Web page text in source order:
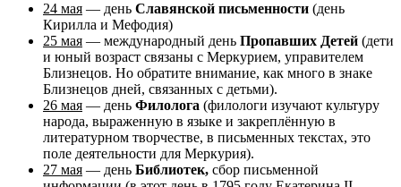
24 мая — день Славянской письменности (день
Кирилла и Мефодия)
25 мая — международный день Пропавших Детей (дети
и юный возраст связаны с Меркурием, управителем
Близнецов. Но обратите внимание, как много в знаке
Близнецов дней, связанных с детьми).
26 мая — день Филолога (филологи изучают культуру
народа, выраженную в языке и закреплённую в
литературном творчестве, в письменных текстах, это
поле деятельности для Меркурия).
27 мая — день Библиотек, сбор письменной